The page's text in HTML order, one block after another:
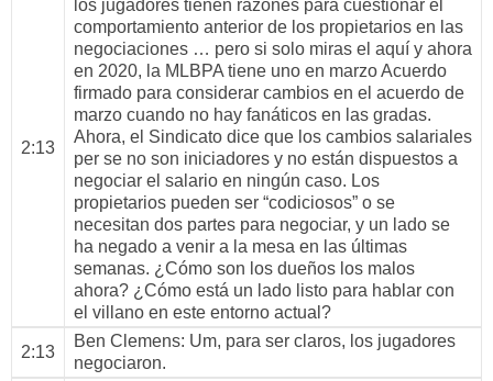
2:13
los jugadores tienen razones para cuestionar el
comportamiento anterior de los propietarios en las
negociaciones … pero si solo miras el aquí y ahora
en 2020, la MLBPA tiene uno en marzo Acuerdo
firmado para considerar cambios en el acuerdo de
marzo cuando no hay fanáticos en las gradas.
Ahora, el Sindicato dice que los cambios salariales
per se no son iniciadores y no están dispuestos a
negociar el salario en ningún caso. Los
propietarios pueden ser “codiciosos” o se
necesitan dos partes para negociar, y un lado se
ha negado a venir a la mesa en las últimas
semanas. ¿Cómo son los dueños los malos
ahora? ¿Cómo está un lado listo para hablar con
el villano en este entorno actual?
2:13
Ben Clemens: Um, para ser claros, los jugadores
negociaron.